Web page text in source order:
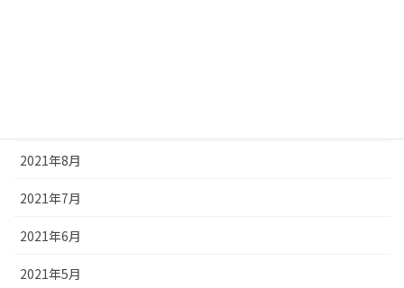
2021年8月
2021年7月
2021年6月
2021年5月